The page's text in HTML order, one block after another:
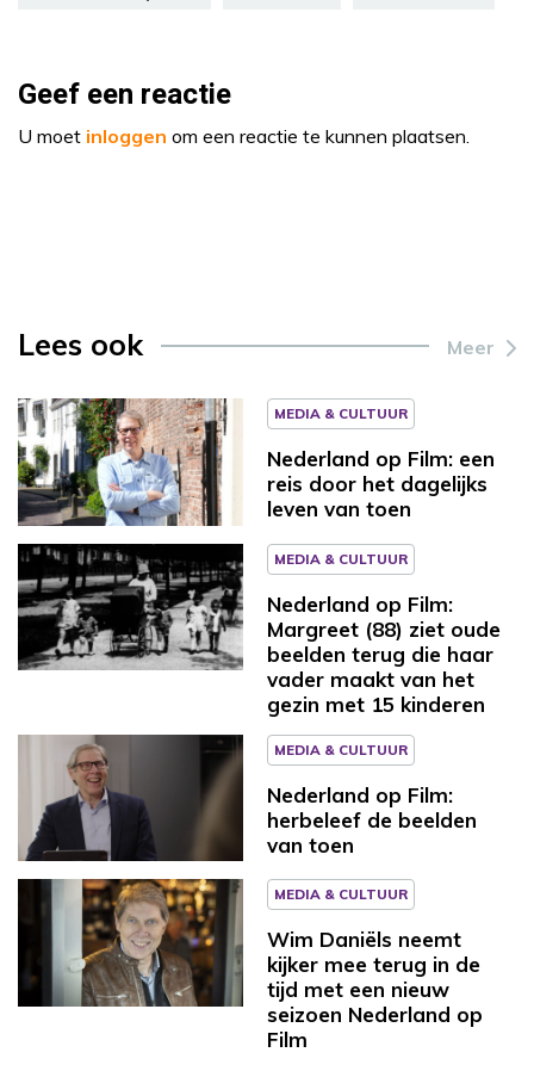
Geef een reactie
U moet inloggen om een reactie te kunnen plaatsen.
Lees ook Meer
MEDIA & CULTUUR
Nederland op Film: een
reis door het dagelijks
leven van toen
MEDIA & CULTUUR
Nederland op Film:
Margreet (88) ziet oude
beelden terug die haar
vader maakt van het
gezin met 15 kinderen
MEDIA & CULTUUR
Nederland op Film:
herbeleef de beelden
van toen
MEDIA & CULTUUR
Wim Daniëls neemt
kijker mee terug in de
tijd met een nieuw
seizoen Nederland op
Film